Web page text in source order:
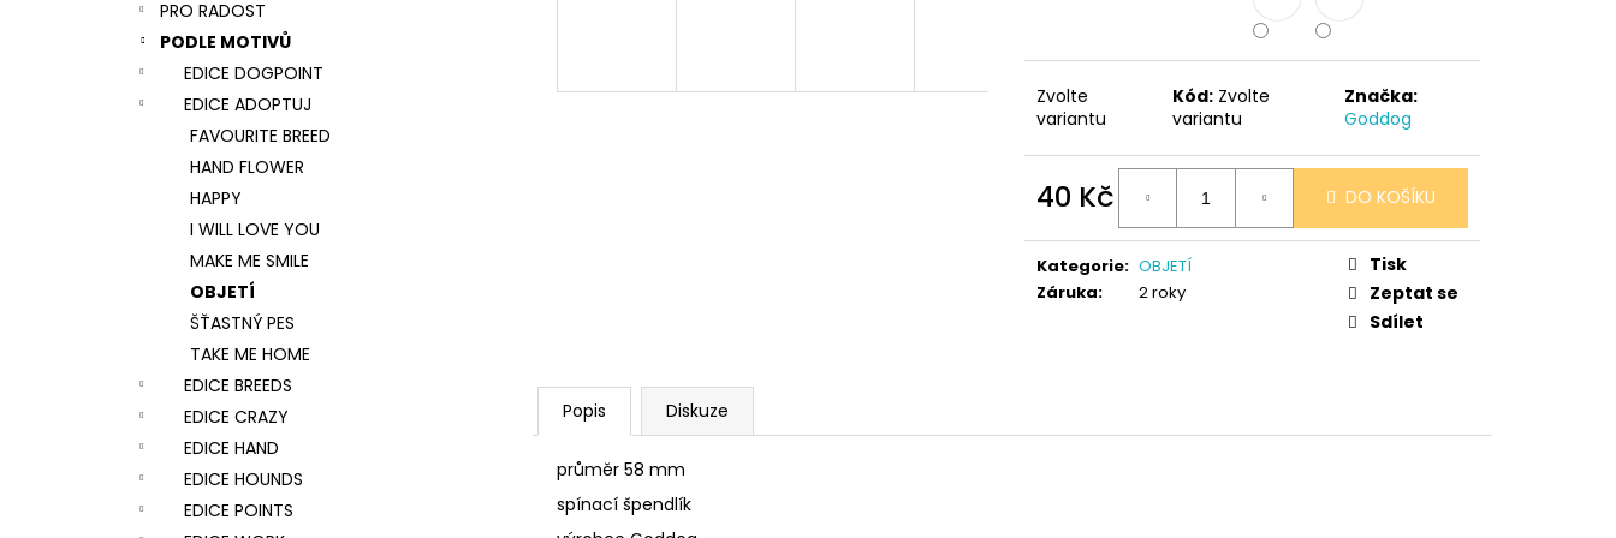
PRO RADOST
PODLE MOTIVŮ
EDICE DOGPOINT
EDICE ADOPTUJ
FAVOURITE BREED
HAND FLOWER
HAPPY
I WILL LOVE YOU
MAKE ME SMILE
OBJETÍ
ŠŤASTNÝ PES
TAKE ME HOME
EDICE BREEDS
EDICE CRAZY
EDICE HAND
EDICE HOUNDS
EDICE POINTS
Zvolte
variantu
Kód: Zvolte
variantu
Značka:
Goddog
40 Kč
cena:
DO KOŠÍKU
Kategorie: OBJETÍ
Záruka: 2 roky
Tisk
Zeptat se
Sdílet
Popis Diskuze
průměr 58 mm
spínací špendlík
NÁRAMEK TLAPKA - ČERNÁ
159 Kč
SÓJOVÁ SVÍČKA V PORCELÁNU RŮŽE